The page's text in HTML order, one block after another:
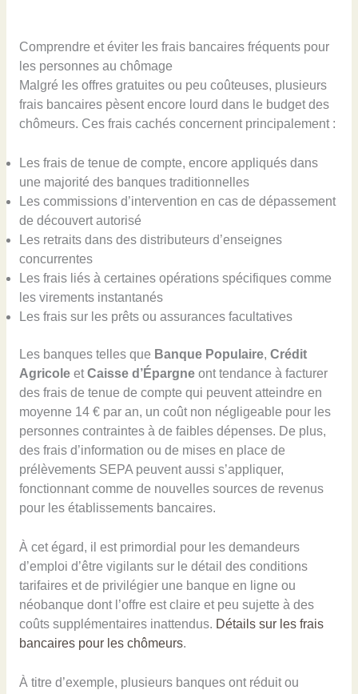
Comprendre et éviter les frais bancaires fréquents pour
les personnes au chômage
Malgré les offres gratuites ou peu coûteuses, plusieurs
frais bancaires pèsent encore lourd dans le budget des
chômeurs. Ces frais cachés concernent principalement :
Les frais de tenue de compte, encore appliqués dans
une majorité des banques traditionnelles
Les commissions d’intervention en cas de dépassement
de découvert autorisé
Les retraits dans des distributeurs d’enseignes
concurrentes
Les frais liés à certaines opérations spécifiques comme
les virements instantanés
Les frais sur les prêts ou assurances facultatives
Les banques telles que Banque Populaire, Crédit
AgricoleetCaisse d’Épargneont tendance à facturer
des frais de tenue de compte qui peuvent atteindre en
moyenne 14 € par an, un coût non négligeable pour les
personnes contraintes à de faibles dépenses. De plus,
des frais d’information ou de mises en place de
prélèvements SEPA peuvent aussi s’appliquer,
fonctionnant comme de nouvelles sources de revenus
pour les établissements bancaires.
À cet égard, il est primordial pour les demandeurs
d’emploi d’être vigilants sur le détail des conditions
tarifaires et de privilégier une banque en ligne ou
néobanque dont l’offre est claire et peu sujette à des
coûts supplémentaires inattendus. Détails sur les frais
bancaires pour les chômeurs.
À titre d’exemple, plusieurs banques ont réduit ou